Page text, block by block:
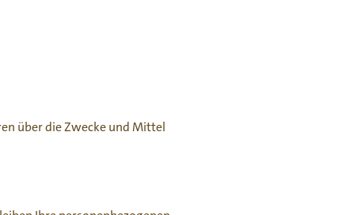
über die Zwecke und Mittel